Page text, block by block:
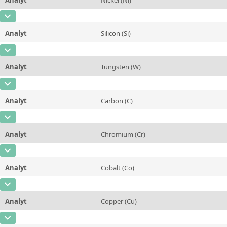
Einheit %
Zusätzliche Informationen
Methode
CAS-Nummer
Konzentration 5,29
Einheit %
Zusätzliche Informationen
Analyt Silicon (Si)
CAS-Nummer
Konzentration 0,342
Einheit
Analyt Tungsten (W)
CAS-Nummer
Konzentration 0,02
Einheit %
Zusätzliche Informationen
Analyt Carbon (C)
CAS-Nummer
Konzentration 0,0181
Einheit
Analyt Chromium (Cr)
CAS-Nummer
Konzentration 13,73
Einheit %
Zusätzliche Informationen
Analyt Cobalt (Co)
CAS-Nummer
Konzentration 0,03
Einheit
Analyt Copper (Cu)
CAS-Nummer